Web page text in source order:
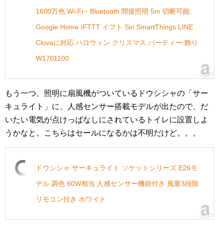
1600万色 Wi-Fi・Bluetooth 間接照明 5m 切断可能
Google Home IFTTT イフト Siri SmartThings LINE
Clovaに対応 ハロウィン クリスマス パーティー 飾り
W1701100
もう一つ、照明に扇風機がついているドウシシャの「サー
キュライト」に、人感センサー搭載モデルが出たので、だ
いたい電気が点けっぱなしにされているトイレに設置しよ
うかなと。こちらはセールになるかは不明だけど。。。
ドウシシャ サーキュライト ソケットシリーズ E26モ
デル 調色 60W相当 人感センサー機能付き 風量3段階
リモコン付き ホワイト